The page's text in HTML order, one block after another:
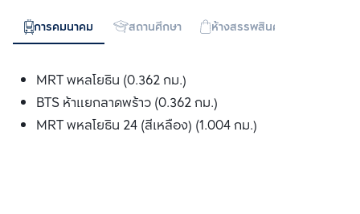
การคมนาคม สถานศึกษา ห้างสรรพสินค้า
MRT พหลโยธิน (0.362 กม.)
BTS ห้าแยกลาดพร้าว (0.362 กม.)
MRT พหลโยธิน 24 (สีเหลือง) (1.004 กม.)